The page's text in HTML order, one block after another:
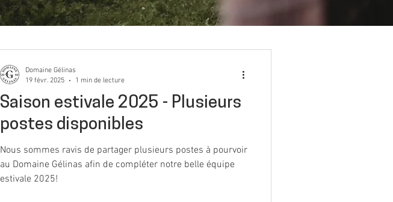
Saison estivale 2025 - Plusieurs
postes disponibles
Nous sommes ravis de partager plusieurs postes à pourvoir
au Domaine Gélinas afin de compléter notre belle équipe
estivale 2025!
Domaine Gélinas
19 févr. 2025
1 min de lecture